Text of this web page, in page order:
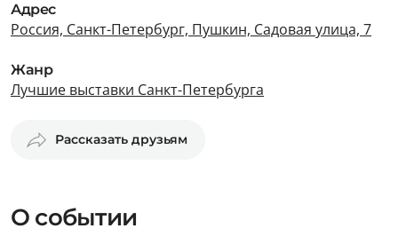
Адрес
Россия, Санкт-Петербург, Пушкин, Садовая улица, 7
Жанр
Лучшие выставки Санкт-Петербурга
Рассказать друзьям
О событии